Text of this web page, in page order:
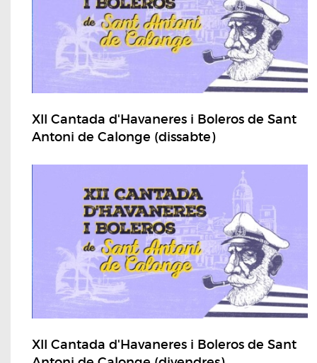
XII Cantada d'Havaneres i Boleros de Sant
Antoni de Calonge (dissabte)
XII Cantada d'Havaneres i Boleros de Sant